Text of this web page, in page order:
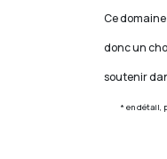
Ce
donc un
* en détail,